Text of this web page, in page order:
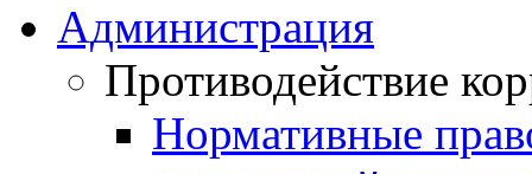
Администрация
Противодействие
Нормативные